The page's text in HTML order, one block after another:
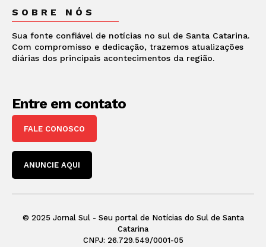
SOBRE NÓS
Sua fonte confiável de notícias no sul de Santa Catarina.
Com compromisso e dedicação, trazemos atualizações
diárias dos principais acontecimentos da região.
Entre em contato
FALE CONOSCO
ANUNCIE AQUI
© 2025 Jornal Sul - Seu portal de Notícias do Sul de Santa
Catarina
CNPJ: 26.729.549/0001-05